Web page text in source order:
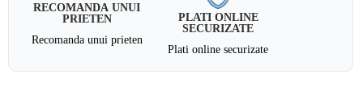
RECOMANDA UNUI
PRIETEN
Recomanda unui prieten
PLATI ONLINE
SECURIZATE
Plati online securizate